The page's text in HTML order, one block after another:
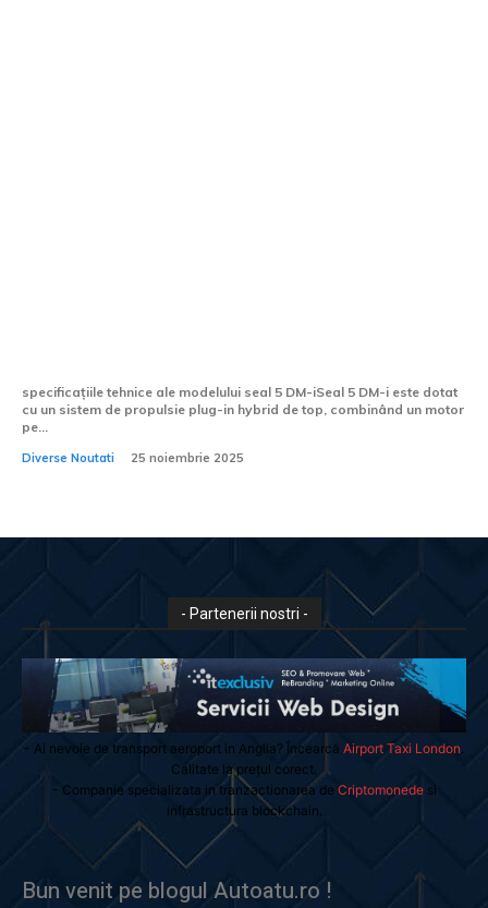
specificațiile tehnice ale modelului seal 5 DM-iSeal 5 DM-i este dotat
cu un sistem de propulsie plug-in hybrid de top, combinând un motor
pe...
Diverse Noutati 25 noiembrie 2025
- Partenerii nostri -
- Ai nevoie de transport aeroport in Anglia? Încearcă Airport Taxi London
Calitate la prețul corect.
- Companie specializata in tranzactionarea de Criptomonedesi
infrastructura blockchain.
Bun venit pe blogul Autoatu.ro !